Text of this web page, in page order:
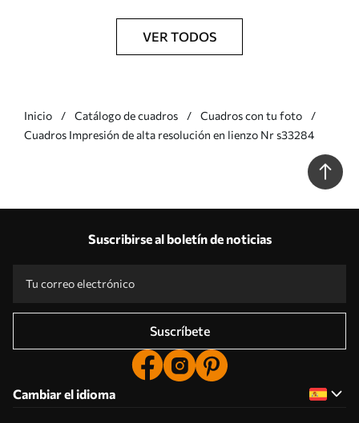
VER TODOS
Inicio Catálogo de cuadros
Cuadros con tu foto
Cuadros Impresión de alta resolución en lienzo Nr s33284
Suscribirse al boletín de noticias
Suscríbete
Cambiar el idioma